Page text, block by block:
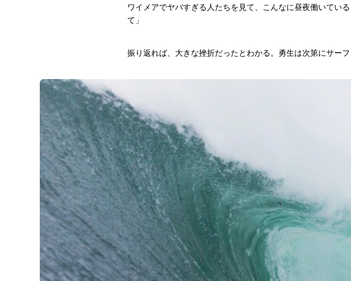
ワイメアでヤバすぎる人たちを見て、こんなに昼夜働いてい
て」
振り返れば、大きな挫折だったとわかる。勇生は次第にサーフ